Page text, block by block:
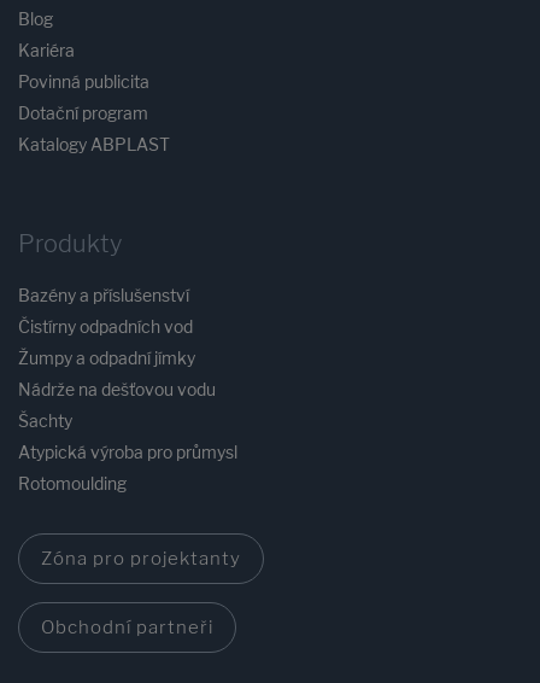
Blog
Kariéra
Povinná publicita
Dotační program
Katalogy ABPLAST
Produkty
Bazény a příslušenství
Čistírny odpadních vod
Žumpy a odpadní jímky
Nádrže na dešťovou vodu
Šachty
Atypická výroba pro průmysl
Rotomoulding
Zóna pro projektanty
Obchodní partneři